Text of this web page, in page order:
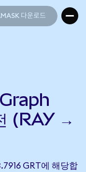
다운로드
(RAY →
GRT에 해당합